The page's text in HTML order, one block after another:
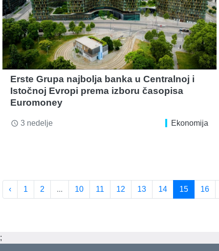
Erste Grupa najbolja banka u Centralnoj i
Istočnoj Evropi prema izboru časopisa
Euromoney
access_time 3 nedelje Ekonomija
‹ 1 2 ... 10 11 12 13 14 15 16
;